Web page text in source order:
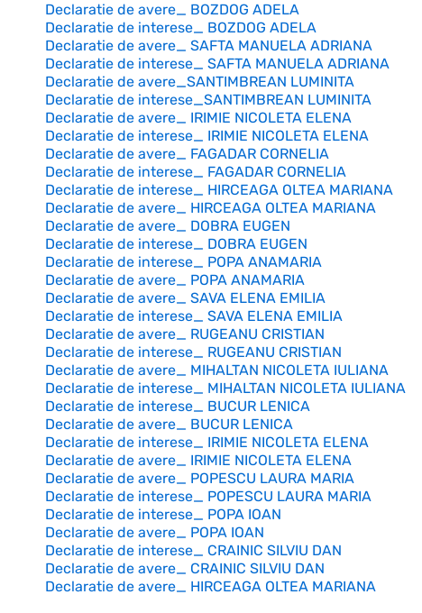
Declaratie de avere_ BOZDOG ADELA
Declaratie de interese_ BOZDOG ADELA
Declaratie de avere_ SAFTA MANUELA ADRIANA
Declaratie de interese_ SAFTA MANUELA ADRIANA
Declaratie de avere_SANTIMBREAN LUMINITA
Declaratie de interese_SANTIMBREAN LUMINITA
Declaratie de avere_ IRIMIE NICOLETA ELENA
Declaratie de interese_ IRIMIE NICOLETA ELENA
Declaratie de avere_ FAGADAR CORNELIA
Declaratie de interese_ FAGADAR CORNELIA
Declaratie de interese_ HIRCEAGA OLTEA MARIANA
Declaratie de avere_ HIRCEAGA OLTEA MARIANA
Declaratie de avere_ DOBRA EUGEN
Declaratie de interese_ DOBRA EUGEN
Declaratie de interese_ POPA ANAMARIA
Declaratie de avere_ POPA ANAMARIA
Declaratie de avere_ SAVA ELENA EMILIA
Declaratie de interese_ SAVA ELENA EMILIA
Declaratie de avere_ RUGEANU CRISTIAN
Declaratie de interese_ RUGEANU CRISTIAN
Declaratie de avere_ MIHALTAN NICOLETA IULIANA
Declaratie de interese_ MIHALTAN NICOLETA IULIANA
Declaratie de interese_ BUCUR LENICA
Declaratie de avere_ BUCUR LENICA
Declaratie de interese_ IRIMIE NICOLETA ELENA
Declaratie de avere_ IRIMIE NICOLETA ELENA
Declaratie de avere_ POPESCU LAURA MARIA
Declaratie de interese_ POPESCU LAURA MARIA
Declaratie de interese_ POPA IOAN
Declaratie de avere_ POPA IOAN
Declaratie de interese_ CRAINIC SILVIU DAN
Declaratie de avere_ CRAINIC SILVIU DAN
Declaratie de avere_ HIRCEAGA OLTEA MARIANA